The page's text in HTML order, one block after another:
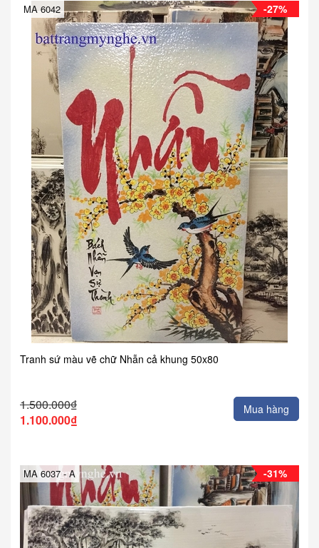
-27%
MA 6042
Tranh sứ màu vẽ chữ Nhẫn cả khung 50x80
1.500.000₫
1.100.000₫
Mua hàng
-31%
MA 6037 - A